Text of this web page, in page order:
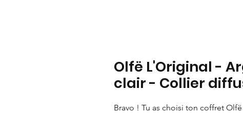
Olfë L'Original -
clair - Collier
Bravo ! Tu as choisi ton coffret